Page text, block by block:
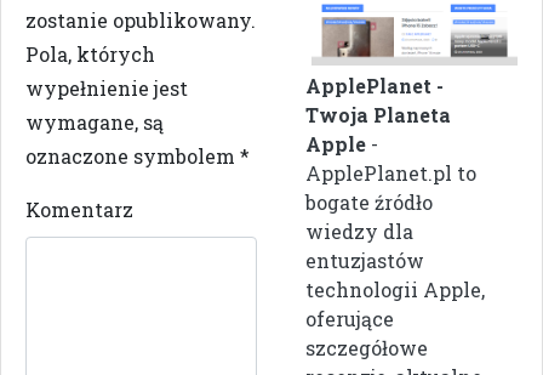
zostanie opublikowany.
Pola, których
wypełnienie jest
wymagane, są
oznaczone symbolem *
Komentarz
ApplePlanet -
Twoja Planeta
Apple -
ApplePlanet.pl to
bogate źródło
wiedzy dla
entuzjastów
technologii Apple,
oferujące
szczegółowe